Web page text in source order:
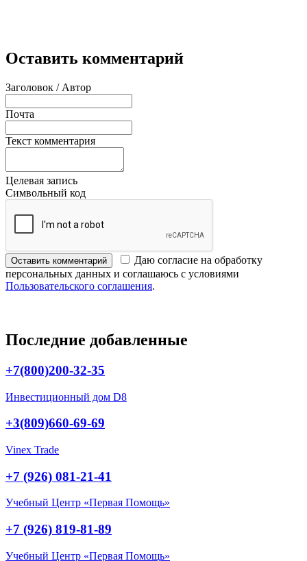
Оставить комментарий
Заголовок / Автор
Почта
Текст комментария
Целевая запись
Символьный код
Оставить комментарий
Даю согласие на обработку
персональных данных и соглашаюсь с условиями
Пользовательского соглашения.
Последние добавленные
+7(800)200-32-35
Инвестиционный дом D8
+3(809)660-69-69
Vinex Trade
+7 (926) 081-21-41
Учебный Центр «Первая Помощь»
+7 (926) 819-81-89
Учебный Центр «Первая Помощь»